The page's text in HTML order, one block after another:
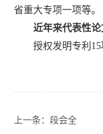
省重大专项一项等。
近年来代表性论
授权发明专利 15
上一条： 段会全